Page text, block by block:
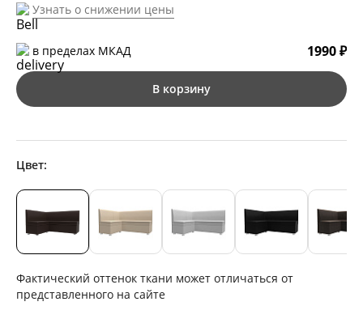
Узнать о снижении цены
в пределах МКАД 1990 ₽
В корзину
Цвет:
Фактический оттенок ткани может отличаться от
представленного на сайте